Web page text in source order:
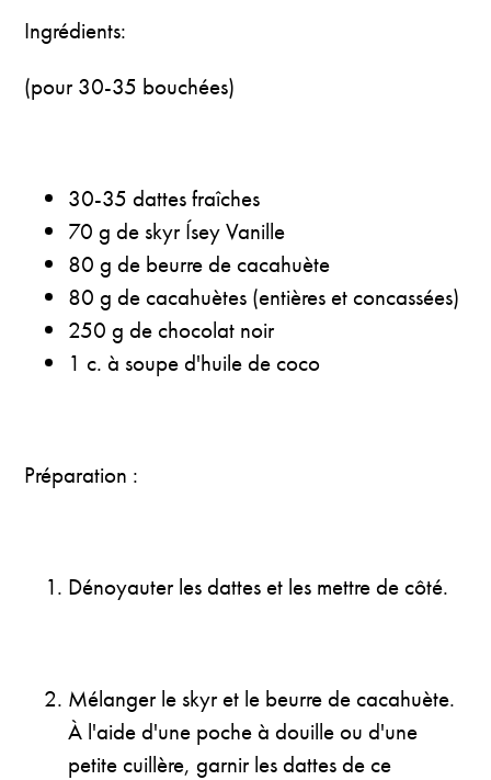
Ingrédients:
(pour 30-35 bouchées)
30-35 dattes fraîches
70 g de skyr Ísey Vanille
80 g de beurre de cacahuète
80 g de cacahuètes (entières et concassées)
250 g de chocolat noir
1 c. à soupe d'huile de coco
Préparation :
Dénoyauter les dattes et les mettre de côté.
Mélanger le skyr et le beurre de cacahuète.
À l'aide d'une poche à douille ou d'une
petite cuillère, garnir les dattes de ce